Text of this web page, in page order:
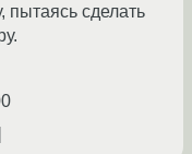
пытаясь сделать